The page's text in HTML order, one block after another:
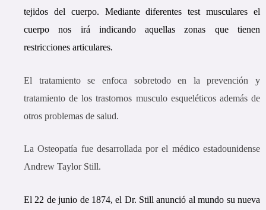
tejidos del cuerpo. Mediante diferentes test musculares el
cuerpo nos irá indicando aquellas zonas que tienen
restricciones articulares.
El tratamiento se enfoca sobretodo en la prevención y
tratamiento de los trastornos musculo esqueléticos además de
otros problemas de salud.
La Osteopatía fue desarrollada por el médico estadounidense
Andrew Taylor Still.
El 22 de junio de 1874, el Dr. Still anunció al mundo su nueva